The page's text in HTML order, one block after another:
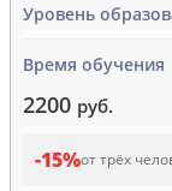
Уровень
Время обучения
2200 руб.
-15%от трёх